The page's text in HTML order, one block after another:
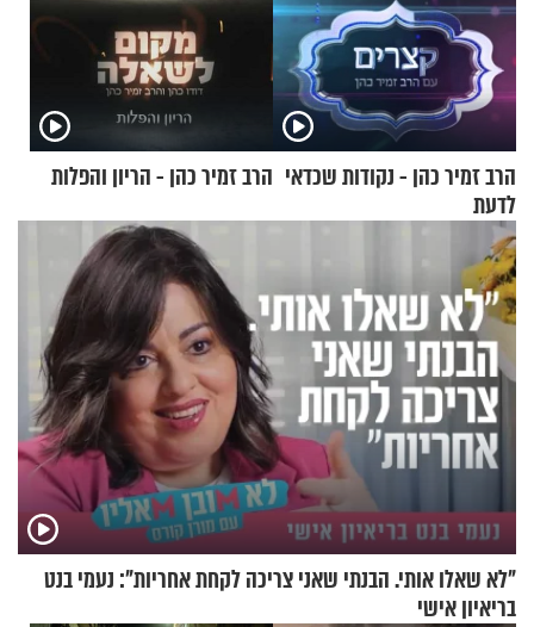
הרב זמיר כהן - נקודות שכדאי
לדעת
הרב זמיר כהן - הריון והפלות
"לא שאלו אותי. הבנתי שאני צריכה לקחת אחריות": נעמי בנט
בריאיון אישי